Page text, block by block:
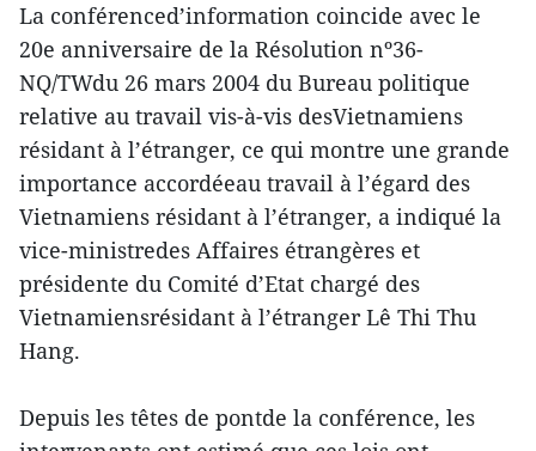
La conférenced’information coincide avec le
20e anniversaire de la Résolution nº36-
NQ/TWdu 26 mars 2004 du Bureau politique
relative au travail vis-à-vis desVietnamiens
résidant à l’étranger, ce qui montre une grande
importance accordéeau travail à l’égard des
Vietnamiens résidant à l’étranger, a indiqué la
vice-ministredes Affaires étrangères et
présidente du Comité d’Etat chargé des
Vietnamiensrésidant à l’étranger Lê Thi Thu
Hang.
Depuis les têtes de pontde la conférence, les